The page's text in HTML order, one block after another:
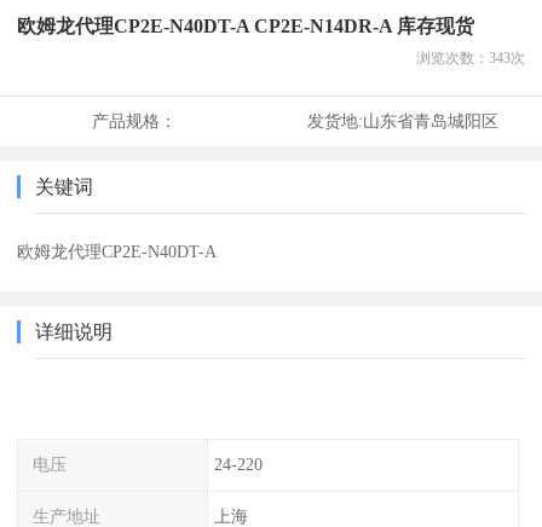
欧姆龙代理CP2E-N40DT-A CP2E-N14DR-A 库存现货
浏览次数： 343次
产品规格： 发货地:山东省青岛城阳区
关键词
欧姆龙代理CP2E-N40DT-A
详细说明
电压 24-220
生产地址 上海